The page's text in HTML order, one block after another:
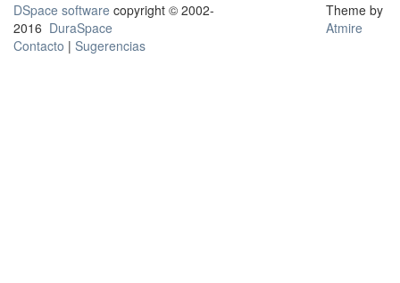
DSpace software copyright © 2002-
2016 DuraSpace
Contacto | Sugerencias
Theme by
Atmire